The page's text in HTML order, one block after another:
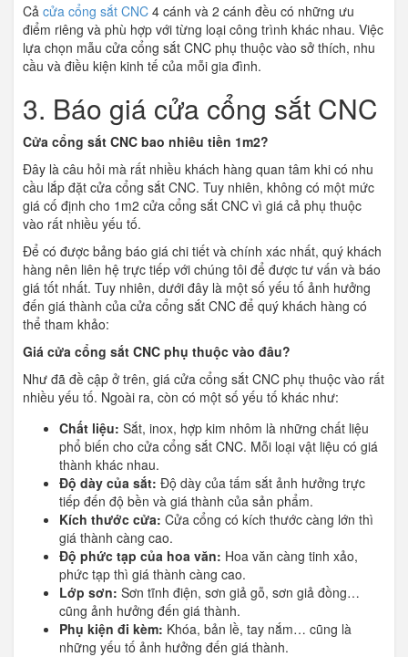
Cả cửa cổng sắt CNC 4 cánh và 2 cánh đều có những ưu
điểm riêng và phù hợp với từng loại công trình khác nhau. Việc
lựa chọn mẫu cửa cổng sắt CNC phụ thuộc vào sở thích, nhu
cầu và điều kiện kinh tế của mỗi gia đình.
3. Báo giá cửa cổng sắt CNC
Cửa cổng sắt CNC bao nhiêu tiền 1m2?
Đây là câu hỏi mà rất nhiều khách hàng quan tâm khi có nhu
cầu lắp đặt cửa cổng sắt CNC. Tuy nhiên, không có một mức
giá cố định cho 1m2 cửa cổng sắt CNC vì giá cả phụ thuộc
vào rất nhiều yếu tố.
Để có được bảng báo giá chi tiết và chính xác nhất, quý khách
hàng nên liên hệ trực tiếp với chúng tôi để được tư vấn và báo
giá tốt nhất. Tuy nhiên, dưới đây là một số yếu tố ảnh hưởng
đến giá thành của cửa cổng sắt CNC để quý khách hàng có
thể tham khảo:
Giá cửa cổng sắt CNC phụ thuộc vào đâu?
Như đã đề cập ở trên, giá cửa cổng sắt CNC phụ thuộc vào rất
nhiều yếu tố. Ngoài ra, còn có một số yếu tố khác như:
Chất liệu: Sắt, inox, hợp kim nhôm là những chất liệu
phổ biến cho cửa cổng sắt CNC. Mỗi loại vật liệu có giá
thành khác nhau.
Độ dày của sắt: Độ dày của tấm sắt ảnh hưởng trực
tiếp đến độ bền và giá thành của sản phẩm.
Kích thước cửa: Cửa cổng có kích thước càng lớn thì
giá thành càng cao.
Độ phức tạp của hoa văn: Hoa văn càng tinh xảo,
phức tạp thì giá thành càng cao.
Lớp sơn: Sơn tĩnh điện, sơn giả gỗ, sơn giả đồng…
cũng ảnh hưởng đến giá thành.
Phụ kiện đi kèm: Khóa, bản lề, tay nắm… cũng là
những yếu tố ảnh hưởng đến giá thành.